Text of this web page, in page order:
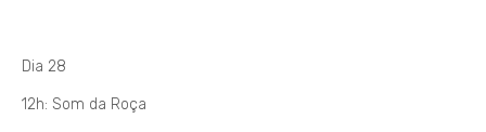
Dia 28
12h: Som da Roça